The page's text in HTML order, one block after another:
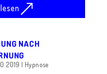
NACH
|Hypnose